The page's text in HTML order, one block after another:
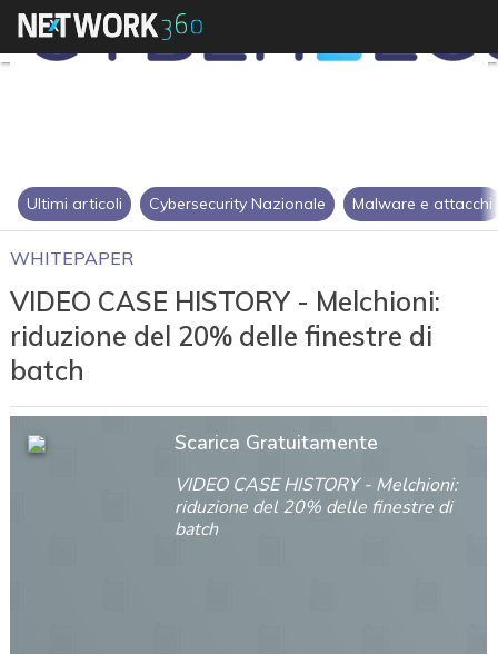
Ultimi articoli Cybersecurity Nazionale Malware e attacchi
WHITEPAPER
VIDEO CASE HISTORY - Melchioni:
riduzione del 20% delle finestre di
batch
Scarica Gratuitamente
VIDEO CASE HISTORY - Melchioni:
riduzione del 20% delle finestre di
batch